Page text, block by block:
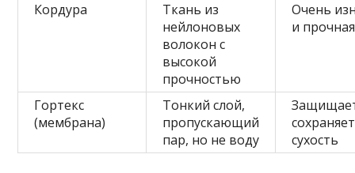
Кордура
Ткань из
нейлоновых
волокон с
высокой
прочностью
Очень
и прочная
Гортекс
(мембрана)
Тонкий слой,
пропускающий
пар, но не воду
сухость